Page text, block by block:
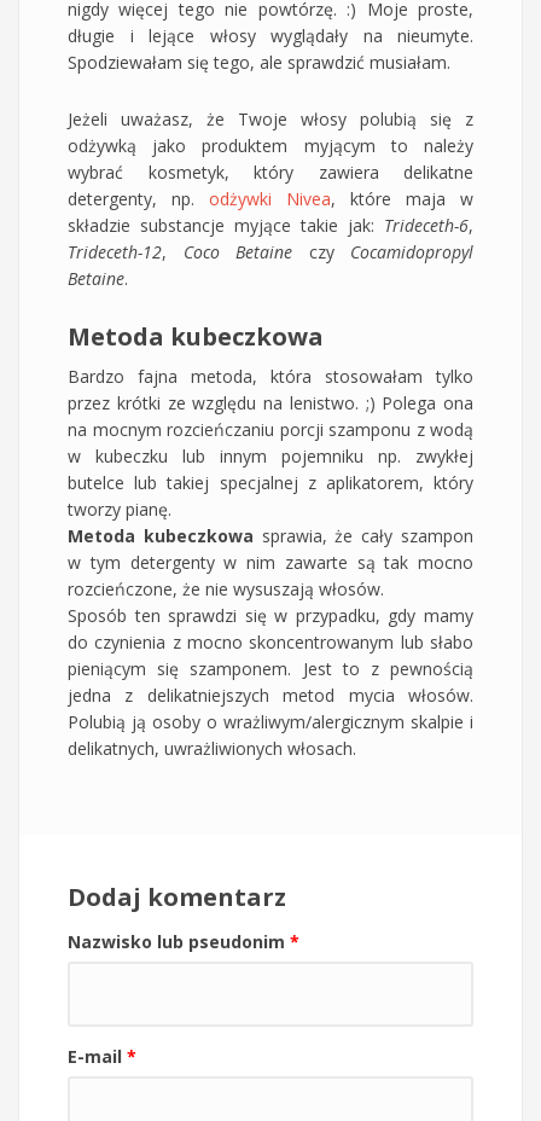
nigdy więcej tego nie powtórzę. :) Moje proste,
długie i lejące włosy wyglądały na nieumyte.
Spodziewałam się tego, ale sprawdzić musiałam.
Jeżeli uważasz, że Twoje włosy polubią się z
odżywką jako produktem myjącym to należy
wybrać kosmetyk, który zawiera delikatne
detergenty, np. odżywki Nivea, które maja w
składzie substancje myjące takie jak: Trideceth-6,
Trideceth-12, Coco Betaine czy Cocamidopropyl
Betaine.
Metoda kubeczkowa
Bardzo fajna metoda, która stosowałam tylko
przez krótki ze względu na lenistwo. ;) Polega ona
na mocnym rozcieńczaniu porcji szamponu z wodą
w kubeczku lub innym pojemniku np. zwykłej
butelce lub takiej specjalnej z aplikatorem, który
tworzy pianę.
Metoda kubeczkowa sprawia, że cały szampon
w tym detergenty w nim zawarte są tak mocno
rozcieńczone, że nie wysuszają włosów.
Sposób ten sprawdzi się w przypadku, gdy mamy
do czynienia z mocno skoncentrowanym lub słabo
pieniącym się szamponem. Jest to z pewnością
jedna z delikatniejszych metod mycia włosów.
Polubią ją osoby o wrażliwym/alergicznym skalpie i
delikatnych, uwrażliwionych włosach.
Dodaj komentarz
Nazwisko lub pseudonim *
E-mail *